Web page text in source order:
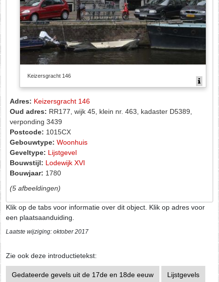
Keizersgracht 146
Adres: Keizersgracht 146
Oud adres: RR177, wijk 45, klein nr. 463, kadaster D5389,
verponding 3439
Postcode: 1015CX
Gebouwtype: Woonhuis
Geveltype: Lijstgevel
Bouwstijl: Lodewijk XVI
Bouwjaar: 1780
(5 afbeeldingen)
Klik op de tabs voor informatie over dit object. Klik op adres voor
een plaatsaanduiding.
Laatste wijziging: oktober 2017
Zie ook deze introductietekst:
Gedateerde gevels uit de 17de en 18de eeuw Lijstgevels